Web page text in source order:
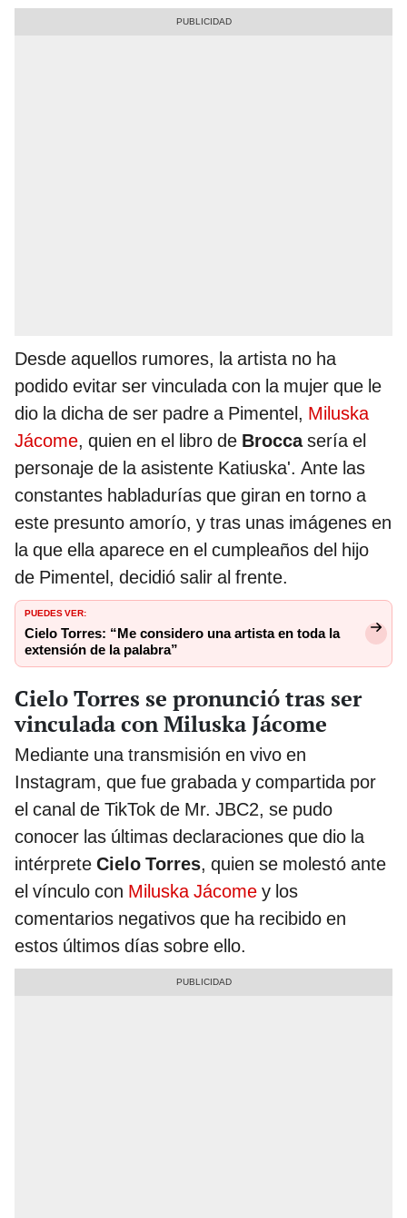
Desde aquellos rumores, la artista no ha
podido evitar ser vinculada con la mujer que le
dio la dicha de ser padre a Pimentel, Miluska
Jácome, quien en el libro de Broccasería el
personaje de la asistente Katiuska'. Ante las
constantes habladurías que giran en torno a
este presunto amorío, y tras unas imágenes en
la que ella aparece en el cumpleaños del hijo
de Pimentel, decidió salir al frente.
PUEDES VER:
Cielo Torres: “Me considero una artista en toda la
extensión de la palabra”
Cielo Torres se pronunció tras ser
vinculada con Miluska Jácome
Mediante una transmisión en vivo en
Instagram, que fue grabada y compartida por
el canal de TikTok de Mr. JBC2, se pudo
conocer las últimas declaraciones que dio la
intérprete Cielo Torres, quien se molestó ante
el vínculo con Miluska Jácome y los
comentarios negativos que ha recibido en
estos últimos días sobre ello.